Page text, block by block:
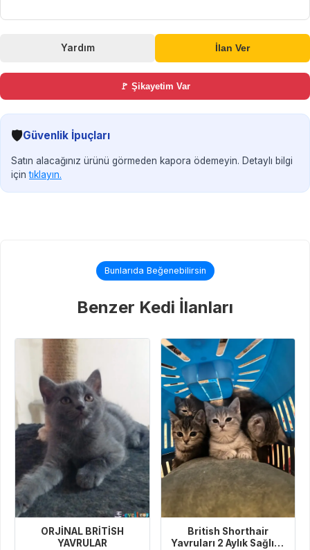
Yardım İlan Ver
🚩 Şikayetim Var
🛡️Güvenlik İpuçları
Satın alacağınız ürünü görmeden kapora ödemeyin. Detaylı bilgi
içintıklayın.
Bunlarıda Beğenebilirsin
Benzer Kedi İlanları
ORJİNAL BRİTİSH
YAVRULAR
British Shorthair
Yavruları 2 Aylık Sağlıklı